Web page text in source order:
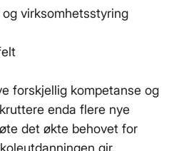
virksomhetsstyring
forskjellig kompetanse og
enda flere nye
det økte behovet for